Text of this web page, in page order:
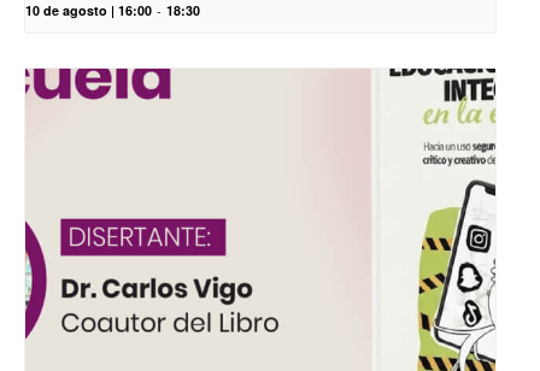
10 de agosto | 16:00 - 18:30